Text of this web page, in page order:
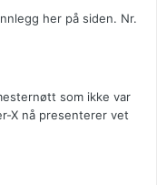
her på siden. Nr.
som ikke var
X nå presenterer vet